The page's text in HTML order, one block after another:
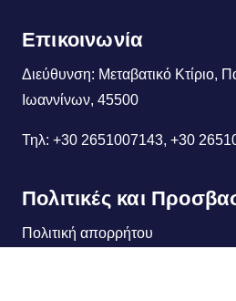
Επικοινωνία
Διεύθυνση: Μεταβατικό Κτίριο,
Ιωαννίνων, 45500
Τηλ: +30 2651007143, +30
Πολιτικές και
Πολιτική απορρήτου